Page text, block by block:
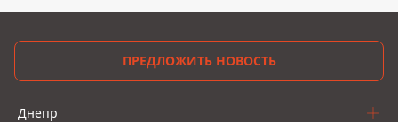
ПРЕДЛОЖИТЬ НОВОСТЬ
Днепр